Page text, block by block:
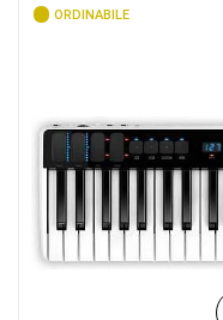
ORDINABILE